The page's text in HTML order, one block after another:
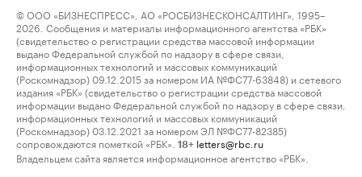
© ООО «БИЗНЕСПРЕСС», АО «РОСБИЗНЕСКОНСАЛТИНГ», 1995–
2026. Сообщения и материалы информационного агентства «РБК»
(свидетельство о регистрации средства массовой информации
выдано Федеральной службой по надзору в сфере связи,
информационных технологий и массовых коммуникаций
(Роскомнадзор) 09.12.2015 за номером ИА №ФС77-63848) и сетевого
издания «РБК» (свидетельство о регистрации средства массовой
информации выдано Федеральной службой по надзору в сфере связи,
информационных технологий и массовых коммуникаций
(Роскомнадзор) 03.12.2021 за номером ЭЛ №ФС77-82385)
сопровождаются пометкой «РБК».
18+ letters@rbc.ru
Владельцем сайта является информационное агентство «РБК».